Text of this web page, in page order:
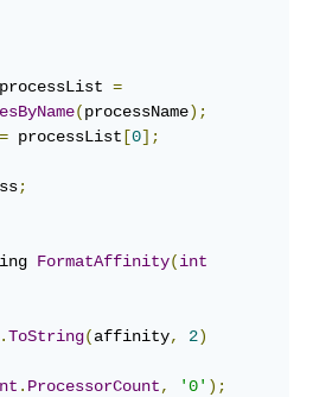
processList =
(processName);
= processList[0];
;
FormatAffinity(int
.ToString(affinity, 2)
. ProcessorCount, '0' );